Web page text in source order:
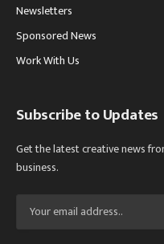
Newsletters
Sponsored News
Work With Us
Subscribe to Updates
Get the latest creative news
business.